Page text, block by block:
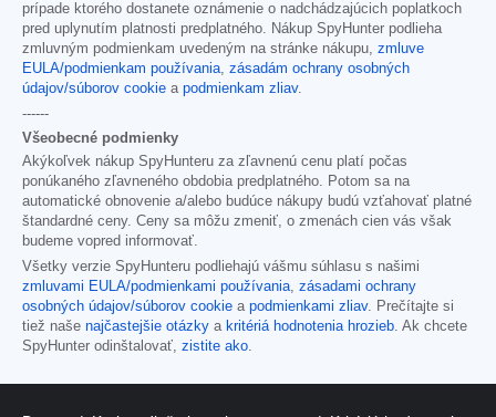
prípade ktorého dostanete oznámenie o nadchádzajúcich poplatkoch
pred uplynutím platnosti predplatného. Nákup SpyHunter podlieha
zmluvným podmienkam uvedeným na stránke nákupu, zmluve
EULA/podmienkam používania, zásadám ochrany osobných
údajov/súborov cookie a podmienkam zliav.
------
Všeobecné podmienky
Akýkoľvek nákup SpyHunteru za zľavnenú cenu platí počas
ponúkaného zľavneného obdobia predplatného. Potom sa na
automatické obnovenie a/alebo budúce nákupy budú vzťahovať platné
štandardné ceny. Ceny sa môžu zmeniť, o zmenách cien vás však
budeme vopred informovať.
Všetky verzie SpyHunteru podliehajú vášmu súhlasu s našimi
zmluvami EULA/podmienkami používania, zásadami ochrany
osobných údajov/súborov cookie a podmienkami zliav. Prečítajte si
tiež naše najčastejšie otázky a kritériá hodnotenia hrozieb. Ak chcete
SpyHunter odinštalovať, zistite ako.